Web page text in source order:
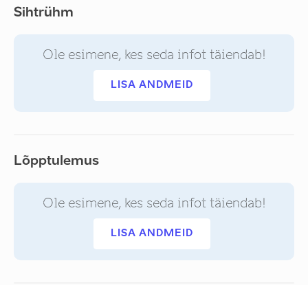
Sihtrühm
Ole esimene, kes seda infot täiendab!
LISA ANDMEID
Lõpptulemus
Ole esimene, kes seda infot täiendab!
LISA ANDMEID